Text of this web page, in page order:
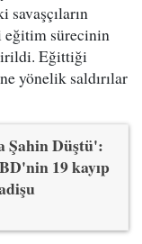
eğitim sürecinin
Eğittiği
yönelik saldırılar
Şahin Düştü':
19 kayıp